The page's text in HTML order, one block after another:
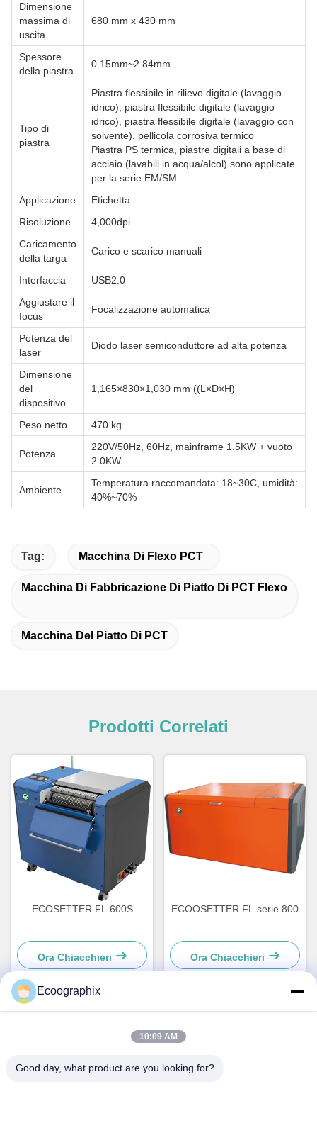
Dimensione
massima di
uscita
680 mm x 430 mm
Spessore
della piastra
0.15mm~2.84mm
Tipo di
piastra
Piastra flessibile in rilievo digitale (lavaggio
idrico), piastra flessibile digitale (lavaggio
idrico), piastra flessibile digitale (lavaggio con
solvente), pellicola corrosiva termico
Piastra PS termica, piastre digitali a base di
acciaio (lavabili in acqua/alcol) sono applicate
per la serie EM/SM
Applicazione
Etichetta
Risoluzione
4,000dpi
Caricamento
della targa
Carico e scarico manuali
Interfaccia
USB2.0
Aggiustare il
focus
Focalizzazione automatica
Potenza del
laser
Diodo laser semiconduttore ad alta potenza
Dimensione
del
dispositivo
1,165×830×1,030 mm ((L×D×H)
Peso netto 470 kg
Potenza
220V/50Hz, 60Hz, mainframe 1.5KW + vuoto
2.0KW
Ambiente
Temperatura raccomandata: 18~30C, umidità:
40%~70%
Tag: Macchina Di Flexo PCT
Macchina Di Fabbricazione Di Piatto Di PCT Flexo
Macchina Del Piatto Di PCT
Prodotti Correlati
ECOSETTER FL 600S
Ora Chiacchieri
ECOOSETTER FL serie 800
Ora Chiacchieri
Indirizzo
Ecoographix
10:09 AM
Good day, what product are you looking for?